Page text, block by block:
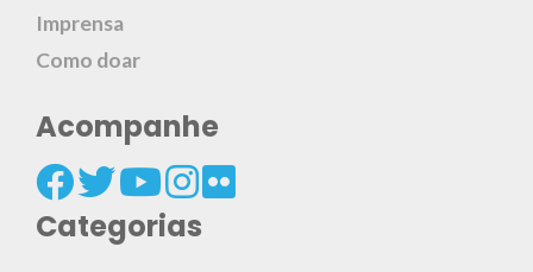
Imprensa
Como doar
Acompanhe
Categorias